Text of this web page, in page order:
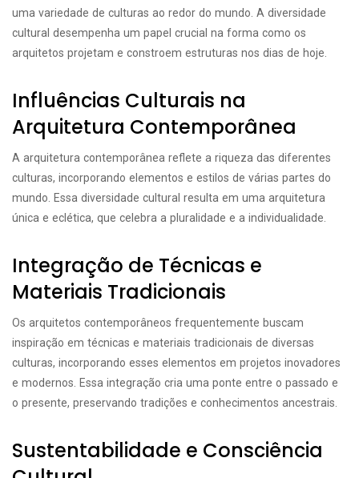
uma variedade de culturas ao redor do mundo. A diversidade
cultural desempenha um papel crucial na forma como os
arquitetos projetam e constroem estruturas nos dias de hoje.
Influências Culturais na
Arquitetura Contemporânea
A arquitetura contemporânea reflete a riqueza das diferentes
culturas, incorporando elementos e estilos de várias partes do
mundo. Essa diversidade cultural resulta em uma arquitetura
única e eclética, que celebra a pluralidade e a individualidade.
Integração de Técnicas e
Materiais Tradicionais
Os arquitetos contemporâneos frequentemente buscam
inspiração em técnicas e materiais tradicionais de diversas
culturas, incorporando esses elementos em projetos inovadores
e modernos. Essa integração cria uma ponte entre o passado e
o presente, preservando tradições e conhecimentos ancestrais.
Sustentabilidade e Consciência